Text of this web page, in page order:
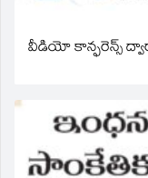
వీడియో కాన్ఫరెన్స్